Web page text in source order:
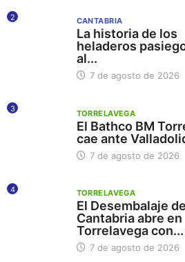
2 CANTABRIA
La historia de los
heladeros
al...
7 de agosto de 2026
3 TORRELAVEGA
El Bathco BM
cae ante
7 de agosto de 2026
4 TORRELAVEGA
El Desembalaje de
Cantabria abre en
Torrelavega con...
7 de agosto de 2026